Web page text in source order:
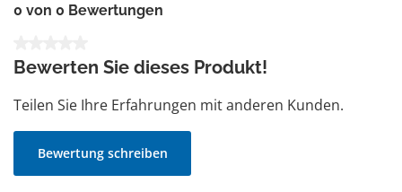
0 von 0 Bewertungen
Bewerten Sie dieses Produkt!
Teilen Sie Ihre Erfahrungen mit anderen Kunden.
Bewertung schreiben